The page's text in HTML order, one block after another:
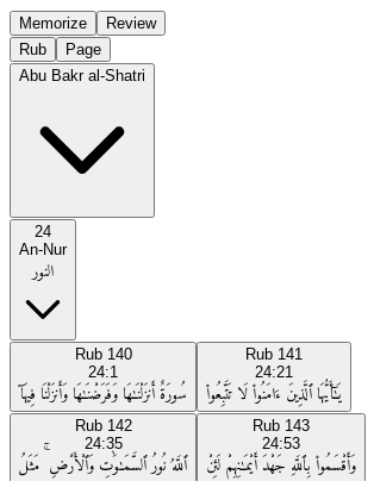
Memorize
Review
Rub
Page
Abu Bakr al-Shatri
24
An-Nur
النور
Rub 140
24:1
سُورَةٌ أَنزَلْنَـٰهَا وَفَرَضْنَـٰهَا وَأَنزَلْنَا فِيهَآ
Rub 141
24:21
يَـٰٓأَيُّهَا ٱلَّذِينَ ءَامَنُوا۟ لَا تَتَّبِعُوا۟
Rub 142
24:35
ٱللَّهُ نُورُ ٱلسَّمَـٰوَٰتِ وَٱلْأَرْضِ ۚ مَثَلُ
Rub 143
24:53
وَأَقْسَمُوا۟ بِٱللَّهِ جَهْدَ أَيْمَـٰنِهِمْ لَئِنْ